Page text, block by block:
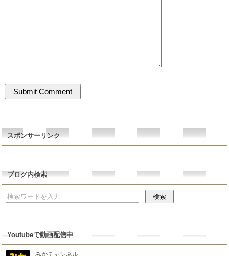
スポンサーリンク
ブログ内検索
Youtubeで動画配信中